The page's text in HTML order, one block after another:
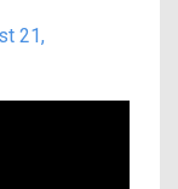
21,